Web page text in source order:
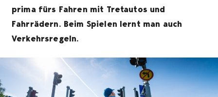
prima fürs Fahren mit Tretautos und
Fahrrädern. Beim Spielen lernt man auch
Verkehrsregeln.